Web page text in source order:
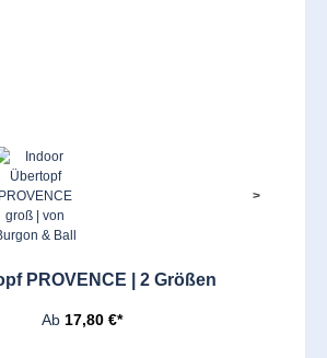
>
PROVENCE | 2 Größen
Ab 17,80 €*